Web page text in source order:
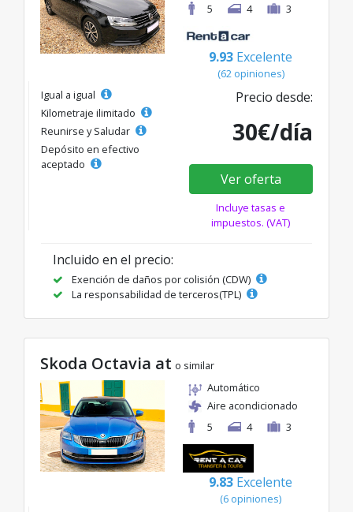
5
4 3
9.93 Excelente
(62 opiniones)
Igual a igual
Kilometraje ilimitado
Reunirse y Saludar
Depósito en efectivo
aceptado
Precio desde:
30€/día
Ver oferta
Incluye tasas e
impuestos. (VAT)
Incluido en el precio:
Exención de daños por colisión (CDW)
La responsabilidad de terceros(TPL)
Skoda Octavia at o similar
Automático
Aire acondicionado
5
4 3
9.83 Excelente
(6 opiniones)